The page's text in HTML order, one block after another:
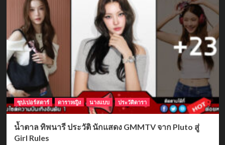
ซุปเปอร์สตาร์ ดาราหญิง นางแบบ ประวัติดารา
น้ำตาล ทิพนารี ประวัติ นักแสดง GMMTV จาก Pluto สู่
Girl Rules